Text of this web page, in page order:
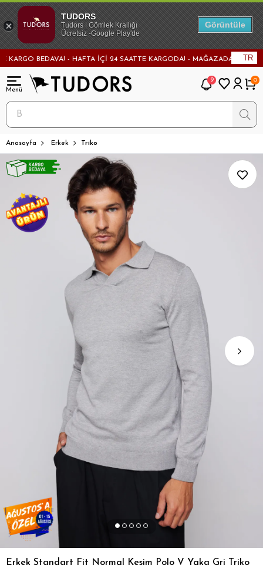
BEDAVA! - HAFTA İÇİ 24 SAATTE KARGODA! - MAĞAZADAN DEĞİŞİM
TR
9 0
Anasayfa Erkek Triko
Erkek Standart Fit Normal Kesim Polo V Yaka Gri Triko
TUDORS
Tudors | Gömlek Krallığı
Ücretsiz -Google Play'de
Görüntüle